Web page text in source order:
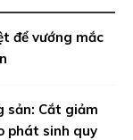
để vướng mắc
sản: Cắt giảm
phát sinh quy